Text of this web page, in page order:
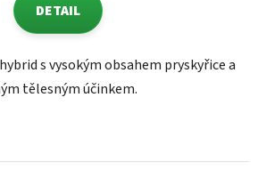
DETAIL
s vysokým obsahem pryskyřice a
tělesným účinkem.